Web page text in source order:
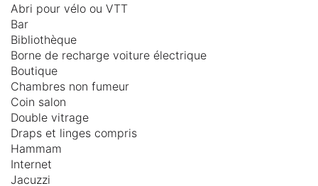
Abri pour vélo ou VTT
Bar
Bibliothèque
Borne de recharge voiture électrique
Boutique
Chambres non fumeur
Coin salon
Double vitrage
Draps et linges compris
Hammam
Internet
Jacuzzi